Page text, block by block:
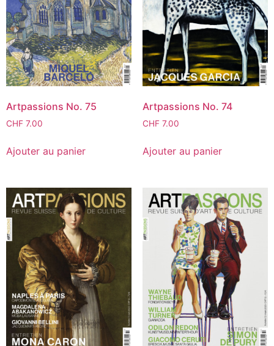
Artpassions No. 75
CHF 7.00
Ajouter au panier
Artpassions No. 74
CHF7.00
Ajouter au panier